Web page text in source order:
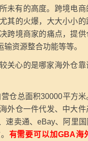
未有的高度。跨境电
其的火爆，大大小小
跨境商家的痛点，提
资源整合功能等等。
关心的是哪家海外仓
仓总面积30000平方
外仓一件代发、中大
速卖通、eBay、阿里
有需要可以加GBA海